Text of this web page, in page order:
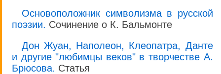
Основоположник символизма в русской
поэзии. Сочинение о К. Бальмонте
Дон Жуан, Наполеон, Клеопатра, Данте
и другие "любимцы веков" в творчестве А.
Брюсова. Статья